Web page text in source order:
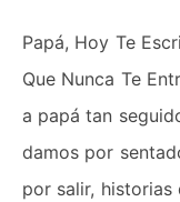
Papá, Hoy Te
Que Nunca Te
a papá tan
damos por
por salir, historias